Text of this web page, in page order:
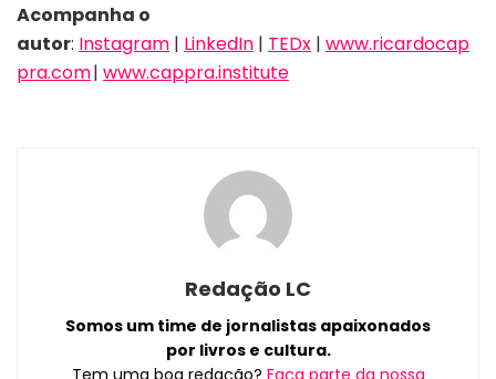
Acompanha o
autor: Instagram | LinkedIn | TEDx | www.ricardocap
pra.com| www.cappra.institute
Redação LC
Somos um time de jornalistas apaixonados
por livros e cultura.
Tem uma boa redação? Faça parte da nossa